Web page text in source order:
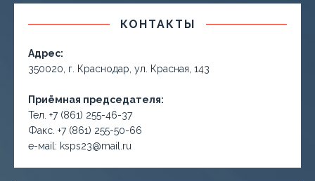
КОНТАКТЫ
Адрес:
350020, г. Краснодар, ул. Красная, 143
Приёмная председателя:
Тел. +7 (861) 255-46-37
Факс. +7 (861) 255-50-66
е-маil: ksps23@mail.ru